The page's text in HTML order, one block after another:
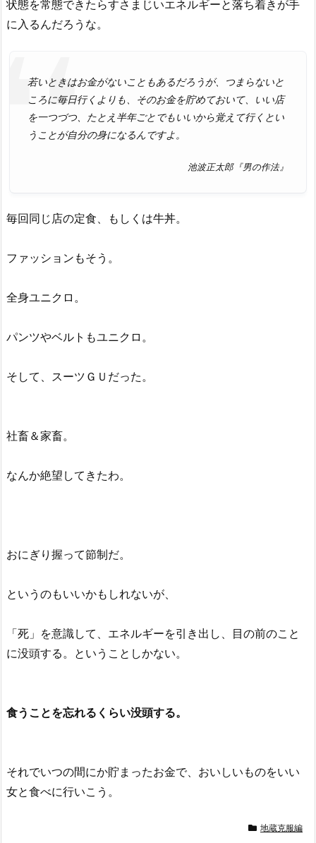
状態を常態できたらすさまじいエネルギーと落ち着きが手
に入るんだろうな。
若いときはお金がないこともあるだろうが、つまらないと
ころに毎日行くよりも、そのお金を貯めておいて、いい店
を一つづつ、たとえ半年ごとでもいいから覚えて行くとい
うことが自分の身になるんですよ。
池波正太郎『男の作法』
毎回同じ店の定食、もしくは牛丼。
ファッションもそう。
全身ユニクロ。
パンツやベルトもユニクロ。
そして、スーツＧＵだった。
社畜＆家畜。
なんか絶望してきたわ。
おにぎり握って節制だ。
というのもいいかもしれないが、
「死」を意識して、エネルギーを引き出し、目の前のこと
に没頭する。ということしかない。
食うことを忘れるくらい没頭する。
それでいつの間にか貯まったお金で、おいしいものをいい
女と食べに行いこう。
地蔵克服編